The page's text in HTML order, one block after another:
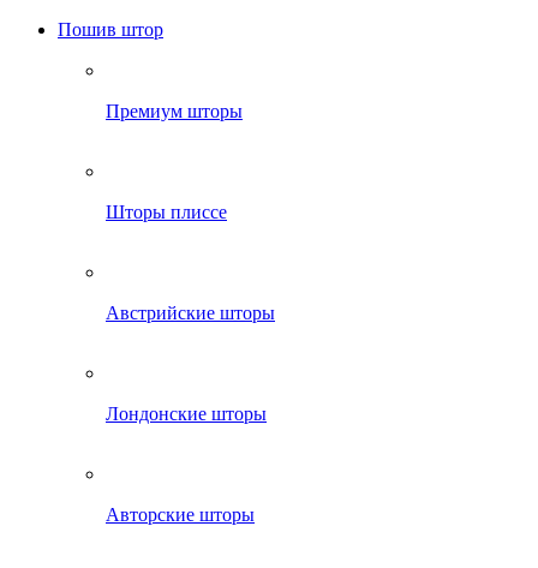
Пошив штор
Премиум шторы
Шторы плиссе
Австрийские шторы
Лондонские шторы
Авторские шторы